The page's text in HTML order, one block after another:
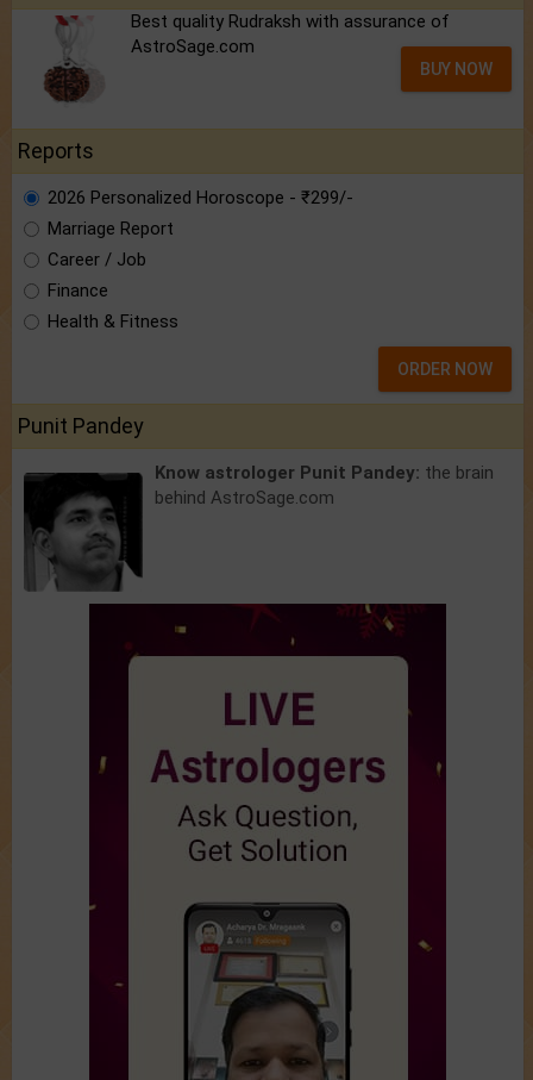
Best quality Rudraksh with assurance of
AstroSage.com
BUY NOW
Reports
2026 Personalized Horoscope - ₹299/-
Marriage Report
Career / Job
Finance
Health & Fitness
ORDER NOW
Punit Pandey
Know astrologer Punit Pandey: the brain
behind AstroSage.com